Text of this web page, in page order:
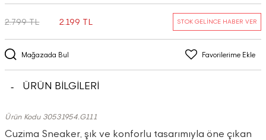
Mağazada Bul Favorilerime Ekle
2.799 TL 2.199 TL STOK GELİNCE HABER VER
ÜRÜN BİLGİLERİ
Ürün Kodu 30531954.G111
Cuzima Sneaker, şık ve konforlu tasarımıyla öne çıkan